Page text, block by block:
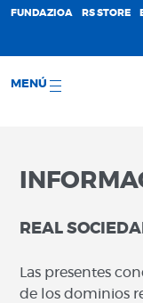
FUNDAZIOA RS STORE
MENÚ
REAL
Las presentes
de los dominios